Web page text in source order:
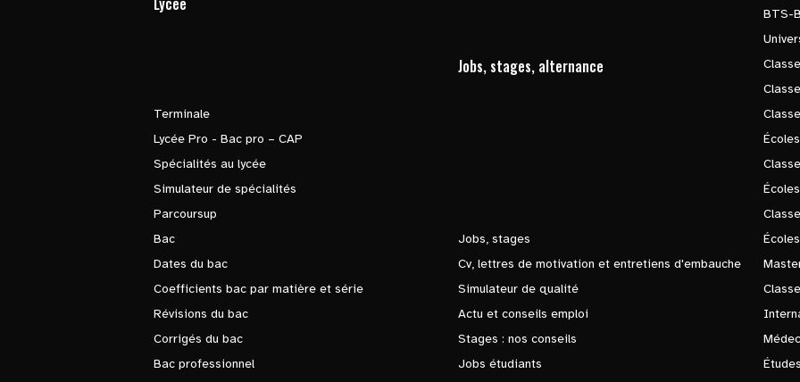
Terminale
Lycée Pro - Bac pro – CAP
Spécialités au lycée
Simulateur de spécialités
Parcoursup
Bac
Dates du bac
Coefficients bac par matière et série
Révisions du bac
Corrigés du bac
Bac professionnel
Jobs, stages, alternance
Jobs, stages
Cv, lettres de motivation et entretiens d'embauche
Simulateur de qualité
Actu et conseils emploi
Stages : nos conseils
Jobs étudiants
BTS-